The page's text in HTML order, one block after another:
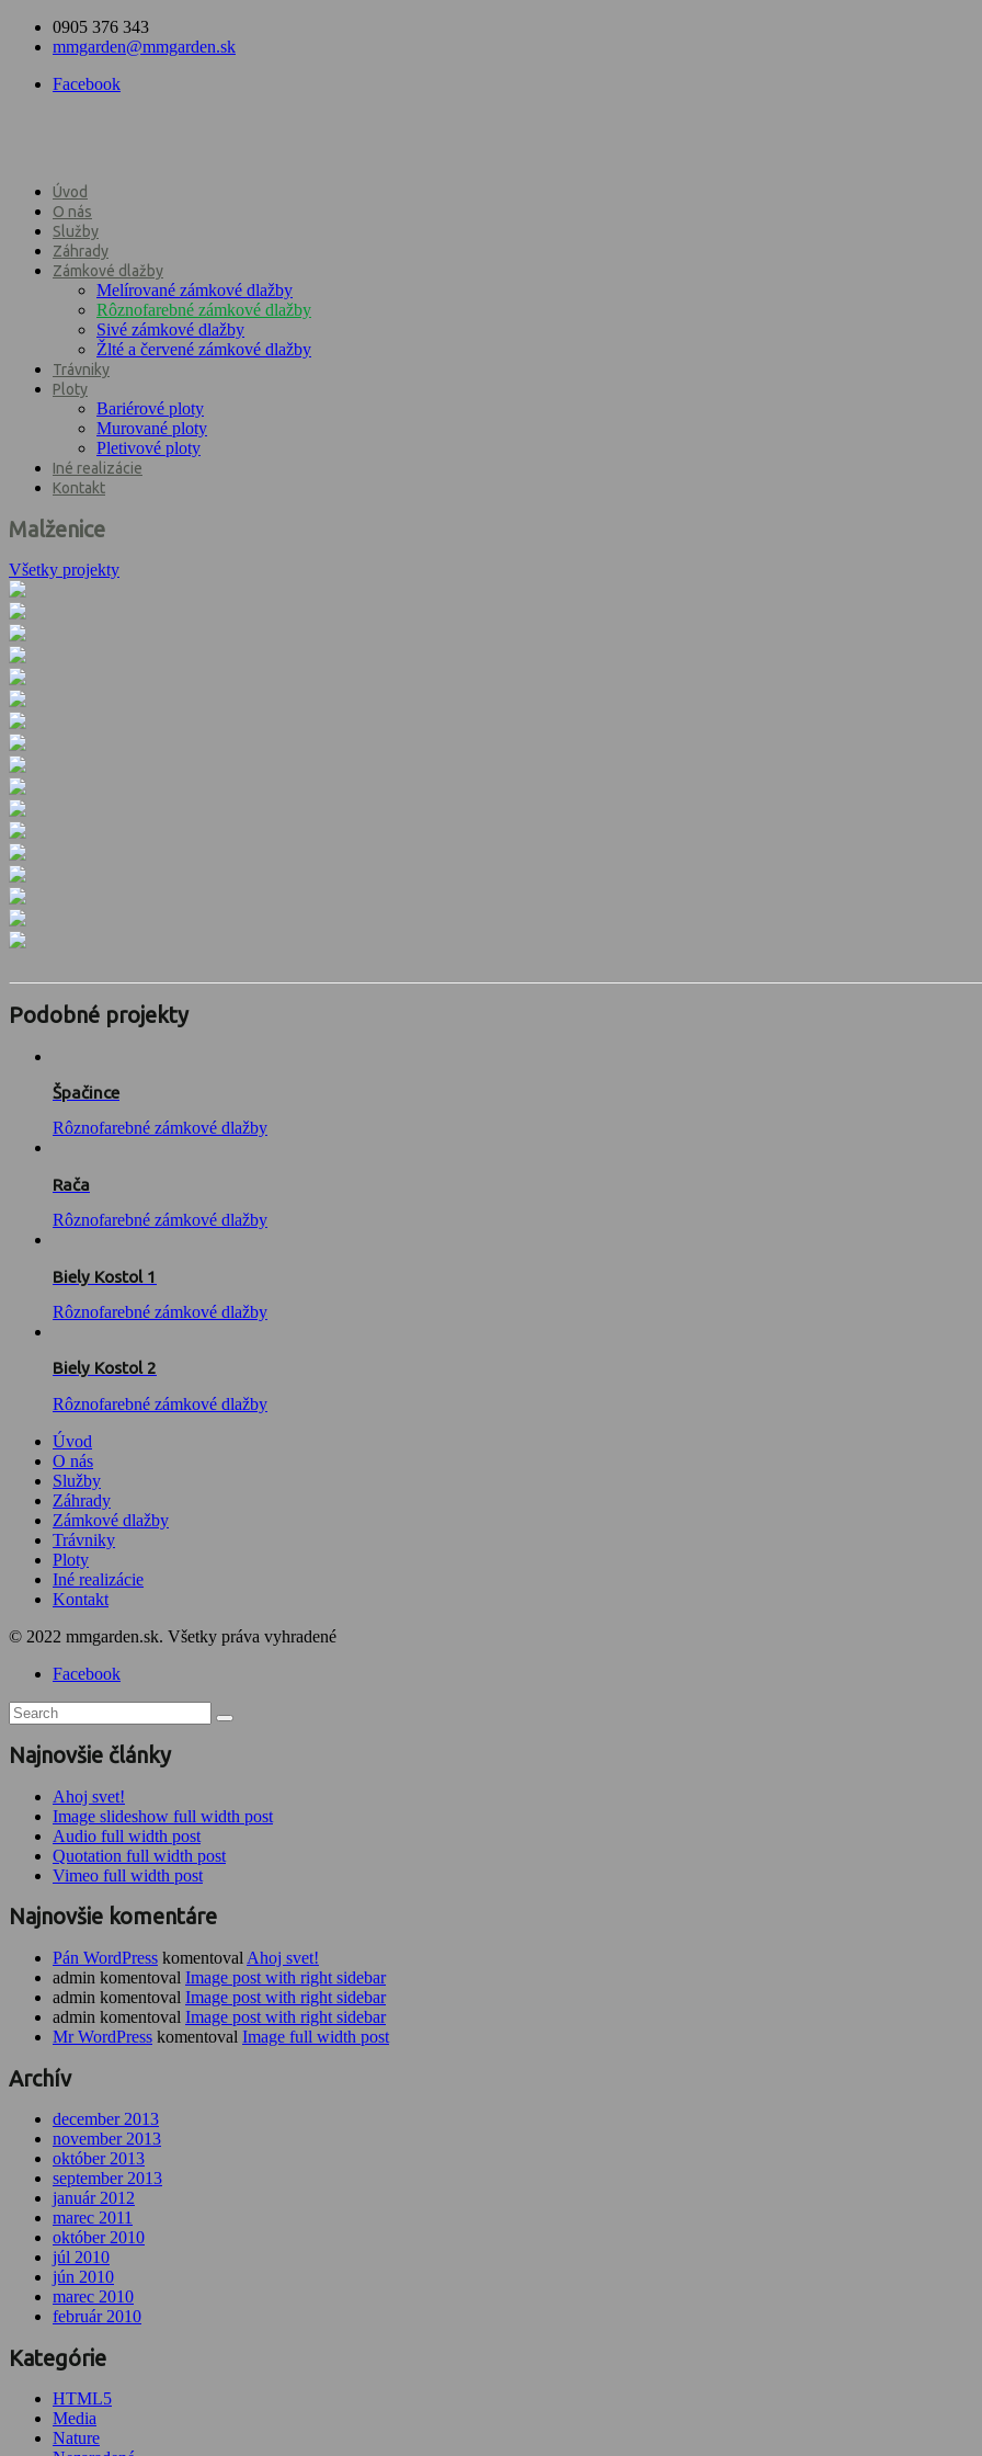
0905 376 343
mmgarden@mmgarden.sk
Facebook
Úvod
O nás
Služby
Záhrady
Zámkové dlažby
Melírované zámkové dlažby
Rôznofarebné zámkové dlažby
Sivé zámkové dlažby
Žlté a červené zámkové dlažby
Trávniky
Ploty
Bariérové ploty
Murované ploty
Pletivové ploty
Iné realizácie
Kontakt
Malženice
Všetky projekty
Podobné projekty
Špačince
Rôznofarebné zámkové dlažby
Rača
Rôznofarebné zámkové dlažby
Biely Kostol 1
Rôznofarebné zámkové dlažby
Biely Kostol 2
Rôznofarebné zámkové dlažby
Úvod
O nás
Služby
Záhrady
Zámkové dlažby
Trávniky
Ploty
Iné realizácie
Kontakt
© 2022 mmgarden.sk. Všetky práva vyhradené
Facebook
Najnovšie články
Ahoj svet!
Image slideshow full width post
Audio full width post
Quotation full width post
Vimeo full width post
Najnovšie komentáre
Pán WordPress komentoval Ahoj svet!
admin komentoval Image post with right sidebar
admin komentoval Image post with right sidebar
admin komentoval Image post with right sidebar
Mr WordPress komentoval Image full width post
Archív
december 2013
november 2013
október 2013
september 2013
január 2012
marec 2011
október 2010
júl 2010
jún 2010
marec 2010
február 2010
Kategórie
HTML5
Media
Nature